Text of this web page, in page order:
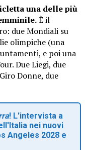
una delle più
È il
due Mondiali su
olimpiche (una
e poi una
Due Liegi, due
Donne, due
! L'intervista a
nei nuovi
Angeles 2028 e